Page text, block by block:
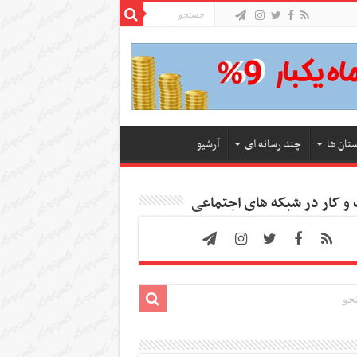
ها چند رسانه ای آرشیو
کار در شبکه های اجتماعی